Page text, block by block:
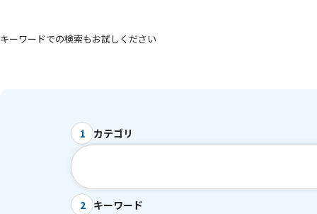
キーワードでの検索もお試しください
1 カテゴリ
2 キーワード